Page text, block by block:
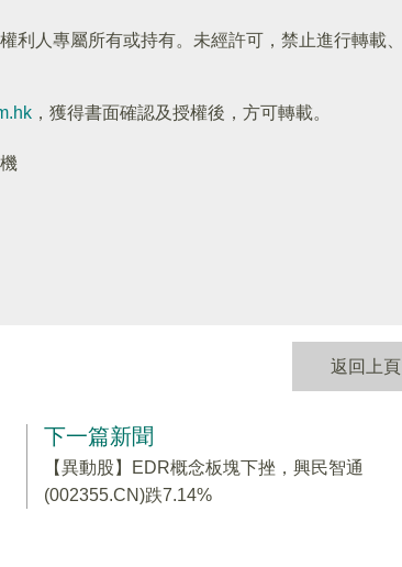
利人專屬所有或持有。未經許可，禁止進行轉載、
，獲得書面確認及授權後，方可轉載。
返回上頁
下一篇新聞
【異動股】EDR概念板塊下挫，興民智通
(002355.CN)跌7.14%